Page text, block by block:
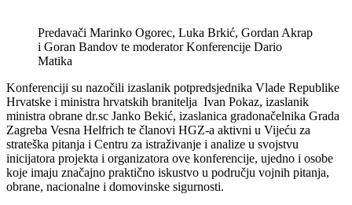
Predavači Marinko Ogorec, Luka Brkić, Gordan Akrap
i Goran Bandov te moderator Konferencije Dario
Matika
Konferenciji su nazočili izaslanik potpredsjednika Vlade Republike
Hrvatske i ministra hrvatskih branitelja Ivan Pokaz, izaslanik
ministra obrane dr.sc Janko Bekić, izaslanica gradonačelnika Grada
Zagreba Vesna Helfrich te članovi HGZ-a aktivni u Vijeću za
strateška pitanja i Centru za istraživanje i analize u svojstvu
inicijatora projekta i organizatora ove konferencije, ujedno i osobe
koje imaju značajno praktično iskustvo u području vojnih pitanja,
obrane, nacionalne i domovinske sigurnosti.